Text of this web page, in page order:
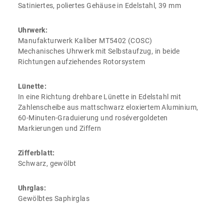
Satiniertes, poliertes Gehäuse in Edelstahl, 39 mm
Uhrwerk:
Manufakturwerk Kaliber MT5402 (COSC)
Mechanisches Uhrwerk mit Selbstaufzug, in beide
Richtungen aufziehendes Rotorsystem
Lünette:
In eine Richtung drehbare Lünette in Edelstahl mit
Zahlenscheibe aus mattschwarz eloxiertem Aluminium,
60‑Minuten‑Graduierung und rosévergoldeten
Markierungen und Ziffern
Zifferblatt:
Schwarz, gewölbt
Uhrglas:
Gewölbtes Saphirglas